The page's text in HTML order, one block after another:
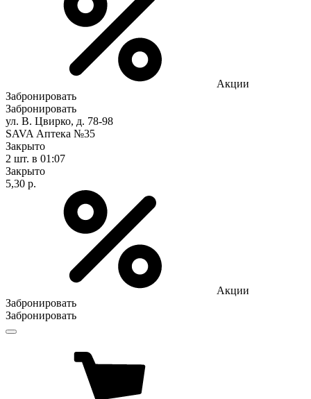
Акции
Забронировать
Забронировать
ул. В. Цвирко, д. 78-98
SAVA Аптека №35
Закрыто
2 шт. в 01:07
Закрыто
5,30 р.
Акции
Забронировать
Забронировать